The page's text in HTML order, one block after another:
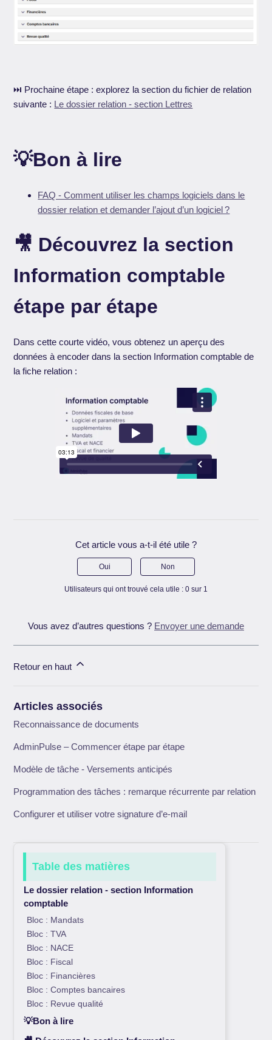
⏭️ Prochaine étape : explorez la section du fichier de relation
suivante : Le dossier relation - section Lettres
💡Bon à lire
FAQ - Comment utiliser les champs logiciels dans le
dossier relation et demander l’ajout d’un logiciel ?
🎥 Découvrez la section
Information comptable
étape par étape
Dans cette courte vidéo, vous obtenez un aperçu des
données à encoder dans la section Information comptable de
la fiche relation :
Cet article vous a-t-il été utile ?
Oui Non
Utilisateurs qui ont trouvé cela utile : 0 sur 1
Vous avez d’autres questions ? Envoyer une demande
Retour en haut
Articles associés
Reconnaissance de documents
AdminPulse – Commencer étape par étape
Modèle de tâche - Versements anticipés
Programmation des tâches : remarque récurrente par relation
Configurer et utiliser votre signature d’e-mail
Table des matières
Le dossier relation - section Information
comptable
Bloc : Mandats
Bloc : TVA
Bloc : NACE
Bloc : Fiscal
Bloc : Financières
Bloc : Comptes bancaires
Bloc : Revue qualité
💡Bon à lire